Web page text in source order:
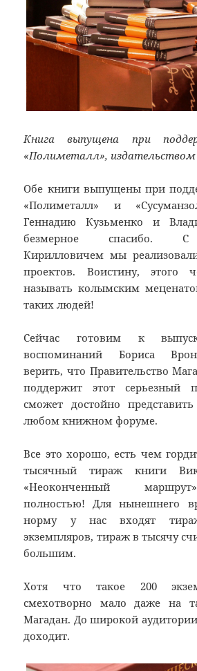
Книга выпущена при
«Полиметалл»,
Обе книги выпущены при
«Полиметалл» и
Геннадию Кузьменко и
безмерное спасибо. С
Кирилловичем мы
проектов. Воистину, этого
называть колымским
таких людей!
Сейчас готовим к
воспоминаний Бориса
верить, что Правительство
поддержит этот серьезный
сможет достойно
любом книжном форуме.
Все это хорошо, есть чем
тысячный тираж книги
«Неоконченный
полностью! Для нынешнего
норму у нас входят
экземпляров, тираж в тысячу
большим.
Хотя что такое 200
смехотворно мало даже на
Магадан. До широкой
доходит.